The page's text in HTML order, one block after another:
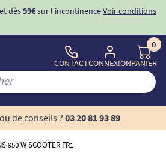
et dès99€sur l'incontinenceVoir conditions
CONTACTCONNEXION
0
PANIER
de conseils ?03 20 81 93 89
950 W SCOOTER FR1